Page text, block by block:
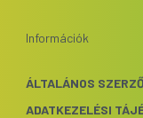
Információk
ÁLTALÁNOS
ADATKEZELÉSI